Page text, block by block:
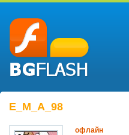
E_M_A_98
офлайн